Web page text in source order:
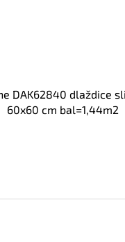
DAK62840 dlaždice
60x60 cm bal=1,44m2